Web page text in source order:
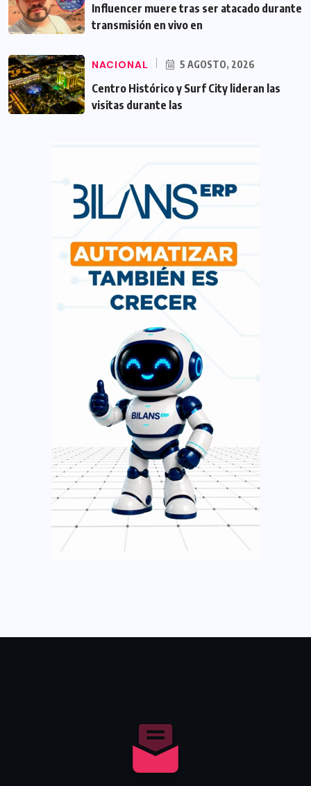
Influencer muere tras ser atacado durante
transmisión en vivo en
NACIONAL 5 AGOSTO, 2026
Centro Histórico y Surf City lideran las
visitas durante las